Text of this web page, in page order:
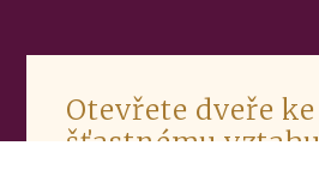
Otevřete dveře ke
šťastnému vztahu